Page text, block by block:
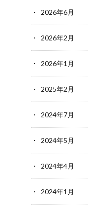
2026年6月
2026年2月
2026年1月
2025年2月
2024年7月
2024年5月
2024年4月
2024年1月